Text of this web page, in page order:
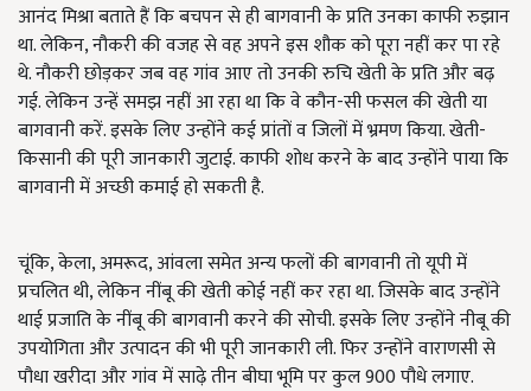
आनंद मिश्रा बताते हैं कि बचपन से ही बागवानी के प्रति उनका काफी रुझान
था. लेकिन, नौकरी की वजह से वह अपने इस शौक को पूरा नहीं कर पा रहे
थे. नौकरी छोड़कर जब वह गांव आए तो उनकी रुचि खेती के प्रति और बढ़
गई. लेकिन उन्हें समझ नहीं आ रहा था कि वे कौन-सी फसल की खेती या
बागवानी करें. इसके लिए उन्होंने कई प्रांतों व जिलों में भ्रमण किया. खेती-
किसानी की पूरी जानकारी जुटाई. काफी शोध करने के बाद उन्होंने पाया कि
बागवानी में अच्‍छी कमाई हो सकती है.
चूंकि, केला, अमरूद, आंवला समेत अन्‍य फलों की बागवानी तो यूपी में
प्रचलित थी, लेकिन नींबू की खेती कोई नहीं कर रहा था. जिसके बाद उन्होंने
थाई प्रजाति के नींबू की बागवानी करने की सोची. इसके लिए उन्होंने नीबू की
उपयोगिता और उत्पादन की भी पूरी जानकारी ली. फिर उन्होंने वाराणसी से
पौधा खरीदा और गांव में साढ़े तीन बीघा भूमि पर कुल 900 पौधे लगाए.